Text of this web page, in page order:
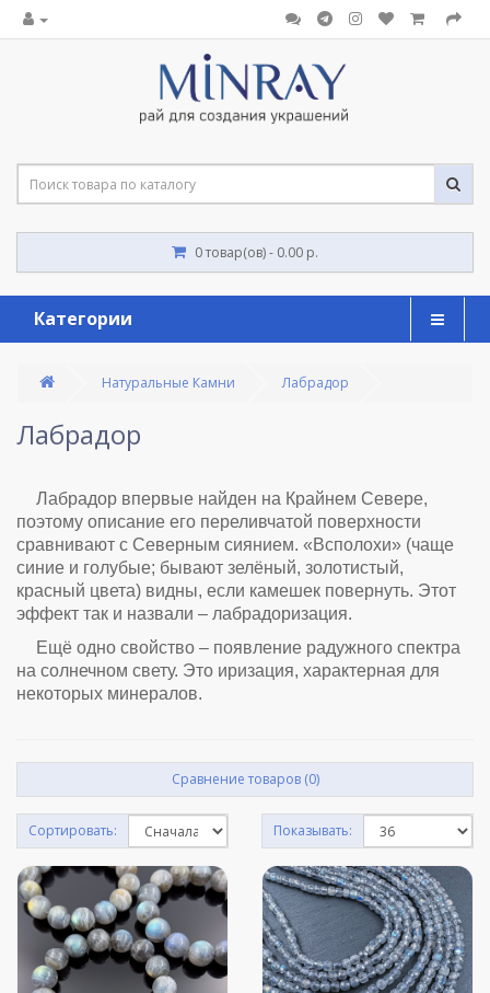
0 товар(ов) - 0.00 р.
Категории
Натуральные Камни Лабрадор
Лабрадор
Лабрадор впервые найден на Крайнем Севере,
поэтому описание его переливчатой поверхности
сравнивают с Северным сиянием. «Всполохи» (чаще
синие и голубые; бывают зелёный, золотистый,
красный цвета) видны, если камешек повернуть. Этот
эффект так и назвали – лабрадоризация.
Ещё одно свойство – появление радужного спектра
на солнечном свету. Это иризация, характерная для
некоторых минералов.
Сравнение товаров (0)
Сортировать: Показывать: